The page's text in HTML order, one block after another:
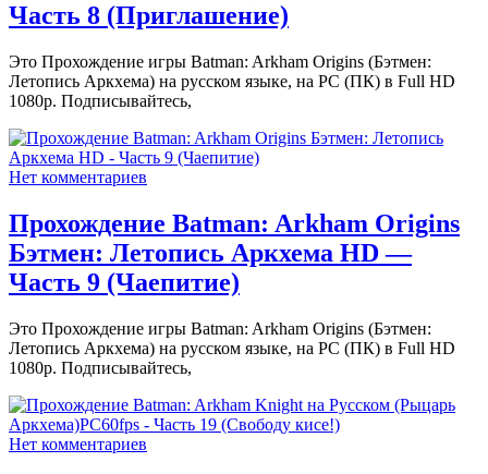
Часть 8 (Приглашение)
Это Прохождение игры Batman: Arkham Origins (Бэтмен:
Летопись Аркхема) на русском языке, на PC (ПК) в Full HD
1080p. Подписывайтесь,
Нет комментариев
Прохождение Batman: Arkham Origins
Бэтмен: Летопись Аркхема HD —
Часть 9 (Чаепитие)
Это Прохождение игры Batman: Arkham Origins (Бэтмен:
Летопись Аркхема) на русском языке, на PC (ПК) в Full HD
1080p. Подписывайтесь,
Нет комментариев